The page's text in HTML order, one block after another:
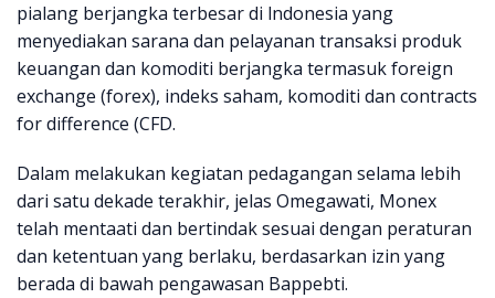
pialang berjangka terbesar di lndonesia yang
menyediakan sarana dan pelayanan transaksi produk
keuangan dan komoditi berjangka termasuk foreign
exchange (forex), indeks saham, komoditi dan contracts
for difference (CFD.
Dalam melakukan kegiatan pedagangan selama lebih
dari satu dekade terakhir, jelas Omegawati, Monex
telah mentaati dan bertindak sesuai dengan peraturan
dan ketentuan yang berlaku, berdasarkan izin yang
berada di bawah pengawasan Bappebti.